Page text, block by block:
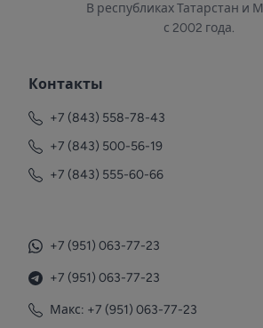
В республиках Татарстан и
с 2002 года.
Контакты
+7 (843) 558-78-43
+7 (843) 500-56-19
+7 (843) 555-60-66
+7 (951) 063-77-23
+7 (951) 063-77-23
Макс: +7 (951) 063-77-23